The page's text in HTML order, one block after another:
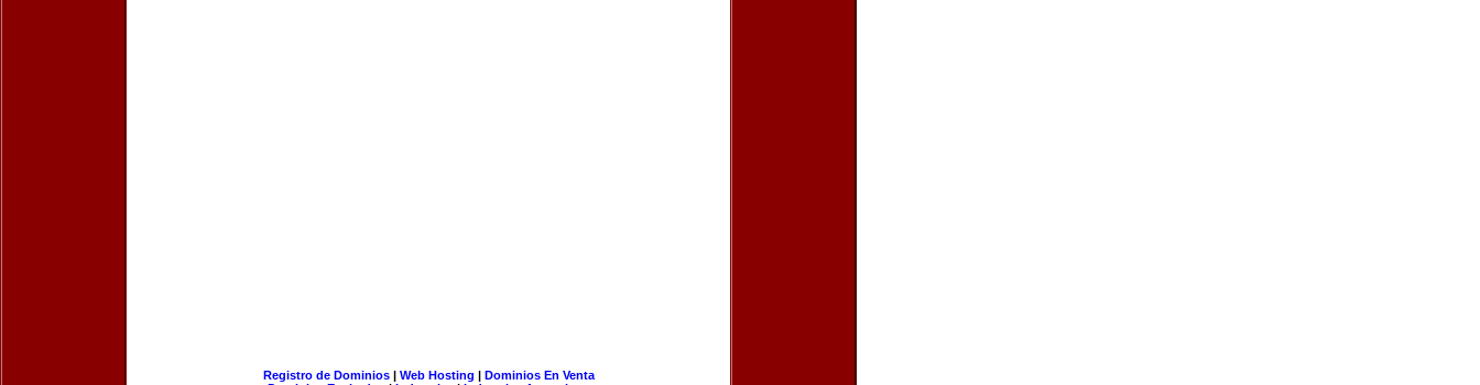
Registro de Dominios| Web Hosting | Dominios En Venta